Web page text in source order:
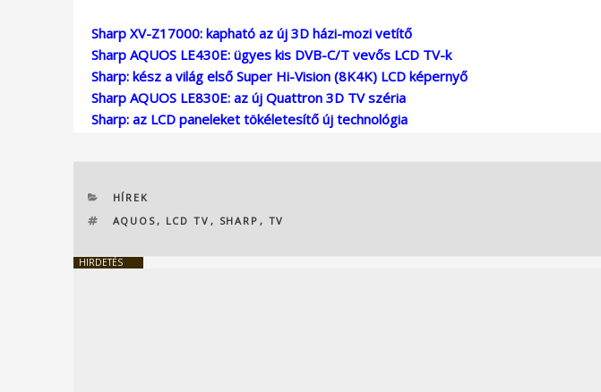
Sharp XV-Z17000: kapható az új 3D házi-mozi vetítő
Sharp AQUOS LE430E: ügyes kis DVB-C/T vevős LCD TV-k
Sharp: kész a világ első Super Hi-Vision (8K4K) LCD képernyő
Sharp AQUOS LE830E: az új Quattron 3D TV széria
Sharp: az LCD paneleket tökéletesítő új technológia
KATEGÓRIÁK
HÍREK
CÍMKÉK
AQUOS , LCD TV , SHARP , TV
HIRDETÉS